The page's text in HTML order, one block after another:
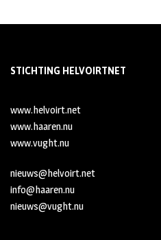
STICHTING HELVOIRTNET
www.helvoirt.net
www.haaren.nu
www.vught.nu
nieuws@helvoirt.net
info@haaren.nu
nieuws@vught.nu